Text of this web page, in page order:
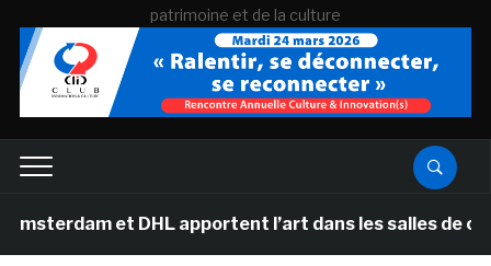
patrimoine et de la culture
et DHL apportent l’art dans les salles de classe des